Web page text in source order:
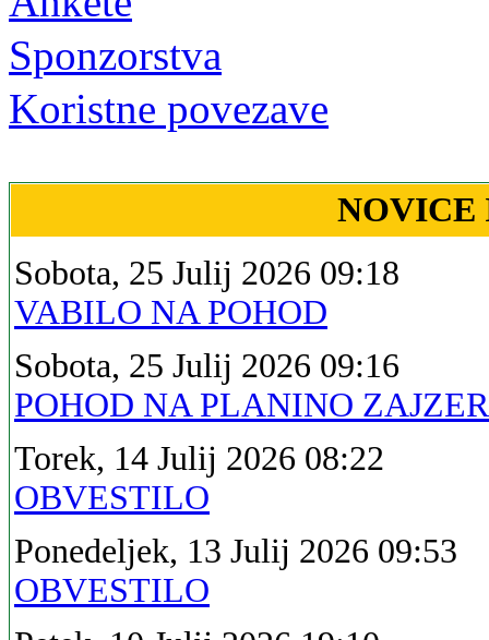
Sponzorstva
Koristne povezave
NOVICE
Sobota, 25 Julij 2026 09:18
VABILO NA POHOD
Sobota, 25 Julij 2026 09:16
POHOD NA PLANINO
Torek, 14 Julij 2026 08:22
OBVESTILO
Ponedeljek, 13 Julij 2026 09:53
OBVESTILO